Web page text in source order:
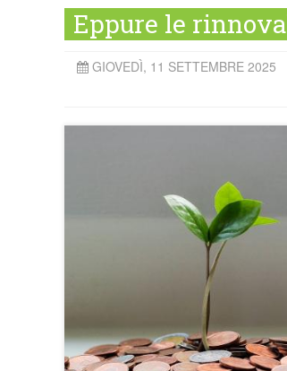
Eppure le
GIOVEDÌ, 11 SETTEMBRE 2025